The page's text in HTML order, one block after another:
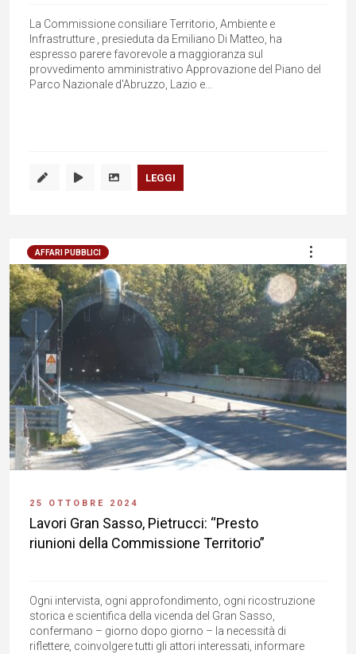
La Commissione consiliare Territorio, Ambiente e
Infrastrutture , presieduta da Emiliano Di Matteo, ha
espresso parere favorevole a maggioranza sul
provvedimento amministrativo Approvazione del Piano del
Parco Nazionale d'Abruzzo, Lazio e...
LEGGI
AFFARI PUBBLICI
25 OTTOBRE 2024
Lavori Gran Sasso, Pietrucci: “Presto
riunioni della Commissione Territorio”
Ogni intervista, ogni approfondimento, ogni ricostruzione
storica e scientifica della vicenda del Gran Sasso,
confermano – giorno dopo giorno – la necessità di
riflettere, coinvolgere tutti gli attori interessati, informare